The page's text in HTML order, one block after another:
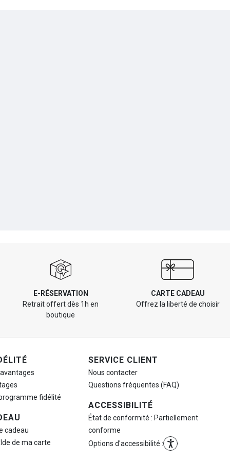
E-RÉSERVATION
Retrait offert dès 1h en
boutique
CARTE CADEAU
Offrez la liberté de choisir
fidélité
cadeau
de ma carte
SERVICE CLIENT
Nous contacter
Questions fréquentes (FAQ)
ACCESSIBILITÉ
État de conformité : Partiellement
conforme
Options d'accessibilité :